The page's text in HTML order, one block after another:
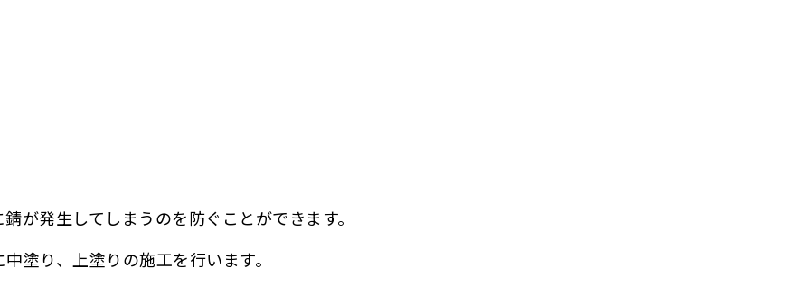
が発生してしまうのを防ぐことができます。
塗り、上塗りの施工を行います。